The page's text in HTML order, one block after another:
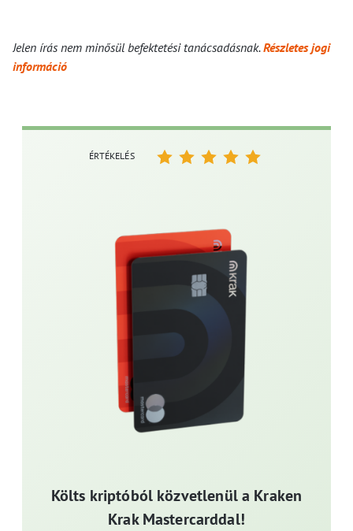
Jelen írás nem minősül befektetési tanácsadásnak.Részletes jogi
információ
Költs kriptóból közvetlenül a Kraken
Krak Mastercarddal!
ÉRTÉKELÉS